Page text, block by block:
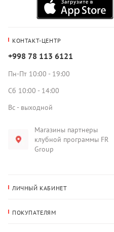
КОНТАКТ-ЦЕНТР
+998 78 113 6121
Пн-Пт 10:00 - 19:00
Сб 10:00 - 14:00
Вс - выходной
Магазины партнеры
клубной программы FR
Group
ЛИЧНЫЙ КАБИНЕТ
ПОКУПАТЕЛЯМ